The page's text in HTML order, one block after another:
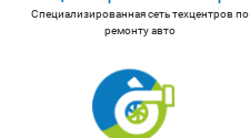
Специализированная сеть техцентров по
ремонту авто